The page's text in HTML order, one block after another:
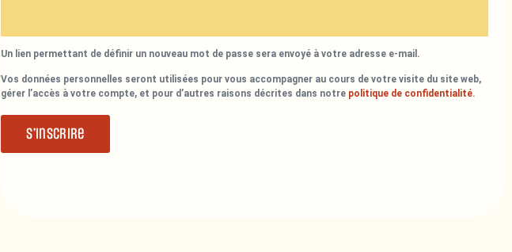
Un lien permettant de définir un nouveau mot de passe sera envoyé à votre adresse e-mail.
Vos données personnelles seront utilisées pour vous accompagner au cours de votre visite du site web,
gérer l’accès à votre compte, et pour d’autres raisons décrites dans notre politique de confidentialité.
S’inscrire